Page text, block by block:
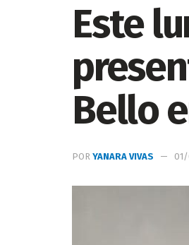
Este
Bello
POR YANARA VIVAS